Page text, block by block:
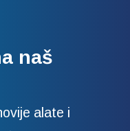
naš
alate i